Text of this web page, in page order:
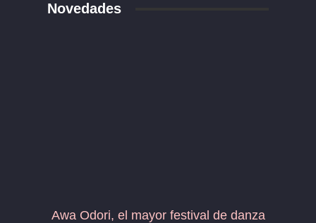
Novedades
Awa Odori, el mayor festival de danza